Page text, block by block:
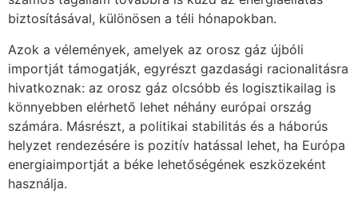
biztosításával, különösen a téli hónapokban.
Azok a vélemények, amelyek az orosz gáz újbóli
importját támogatják, egyrészt gazdasági racionalitásra
hivatkoznak: az orosz gáz olcsóbb és logisztikailag is
könnyebben elérhető lehet néhány európai ország
számára. Másrészt, a politikai stabilitás és a háborús
helyzet rendezésére is pozitív hatással lehet, ha Európa
energiaimportját a béke lehetőségének eszközeként
használja.